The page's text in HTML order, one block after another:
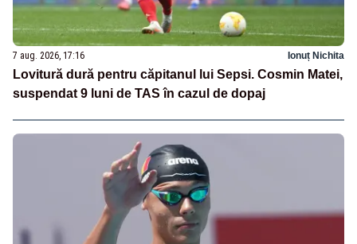
7 aug. 2026, 17:16 Ionuț Nichita
Lovitură dură pentru căpitanul lui Sepsi. Cosmin Matei,
suspendat 9 luni de TAS în cazul de dopaj